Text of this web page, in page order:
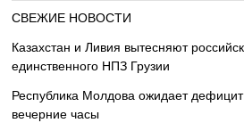
СВЕЖИЕ НОВОСТИ
Казахстан и Ливия вытесняют
единственного НПЗ Грузии
Республика Молдова ожидает дефицит
вечерние часы